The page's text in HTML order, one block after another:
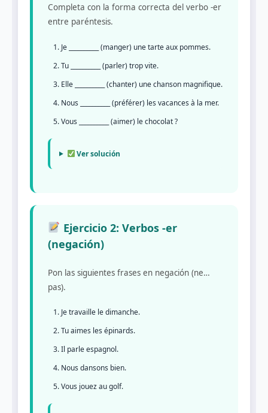
Completa con la forma correcta del verbo -er
entre paréntesis.
Je __________ (manger) une tarte aux pommes.
Tu __________ (parler) trop vite.
Elle __________ (chanter) une chanson magnifique.
Nous __________ (préférer) les vacances à la mer.
Vous __________ (aimer) le chocolat ?
Ver solución
Ejercicio 2: Verbos -er
(negación)
Pon las siguientes frases en negación (ne…
pas).
Je travaille le dimanche.
Tu aimes les épinards.
Il parle espagnol.
Nous dansons bien.
Vous jouez au golf.